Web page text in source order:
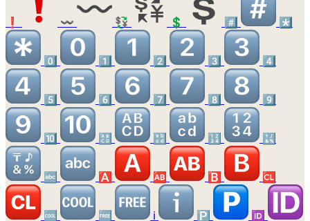
❗ 〰️ 💱 💲 #️⃣ *️⃣
0️⃣ 1️⃣ 2️⃣ 3️⃣ 4️⃣
5️⃣ 6️⃣ 7️⃣ 8️⃣ 9️⃣
🔟 🔠 🔡 🔢 🔣
🔤 🅰️ 🆎 🅱️ 🆑
🆒 🆓 ℹ️ 🅿️ 🆔